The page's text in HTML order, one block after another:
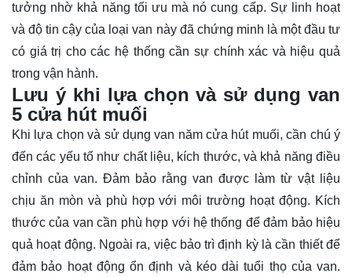
tưởng nhờ khả năng tối ưu mà nó cung cấp. Sự linh hoạt
và độ tin cậy của loại van này đã chứng minh là một đầu tư
có giá trị cho các hệ thống cần sự chính xác và hiệu quả
trong vận hành.
Lưu ý khi lựa chọn và sử dụng van
5 cửa hút muối
Khi lựa chọn và sử dụng van năm cửa hút muối, cần chú ý
đến các yếu tố như chất liệu, kích thước, và khả năng điều
chỉnh của van. Đảm bảo rằng van được làm từ vật liệu
chịu ăn mòn và phù hợp với môi trường hoạt động. Kích
thước của van cần phù hợp với hệ thống để đảm bảo hiệu
quả hoạt động. Ngoài ra, việc bảo trì định kỳ là cần thiết để
đảm bảo hoạt động ổn định và kéo dài tuổi thọ của van.